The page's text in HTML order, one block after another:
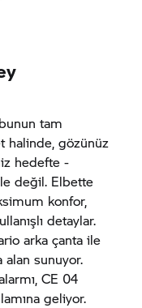
tam
halinde, gözünüz
hedefte -
değil. Elbette
konfor,
detaylar.
arka çanta ile
alan sunuyor.
CE 04
geliyor.